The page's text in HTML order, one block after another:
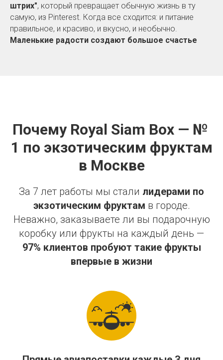
штрих", который превращает обычную жизнь в ту
самую, из Pinterest. Когда все сходится: и питание
правильное, и красиво, и вкусно, и необычно.
Маленькие радости создают большое счастье
Почему Royal Siam Box — №
1 по экзотическим фруктам
в Москве
За 7 лет работы мы стали лидерами по
экзотическим фруктам в городе.
Неважно, заказываете ли вы подарочную
коробку или фрукты на каждый день —
97% клиентов пробуют такие фрукты
впервые в жизни